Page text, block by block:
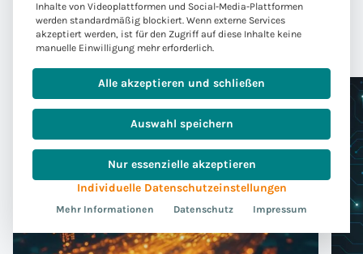
Inhalte von Videoplattformen und Social-Media-Plattformen
werden standardmäßig blockiert. Wenn externe Services
akzeptiert werden, ist für den Zugriff auf diese Inhalte keine
manuelle Einwilligung mehr erforderlich.
Alle akzeptieren und schließen
Auswahl speichern
Nur essenzielle akzeptieren
Individuelle Datenschutzeinstellungen
Mehr Informationen Datenschutz Impressum